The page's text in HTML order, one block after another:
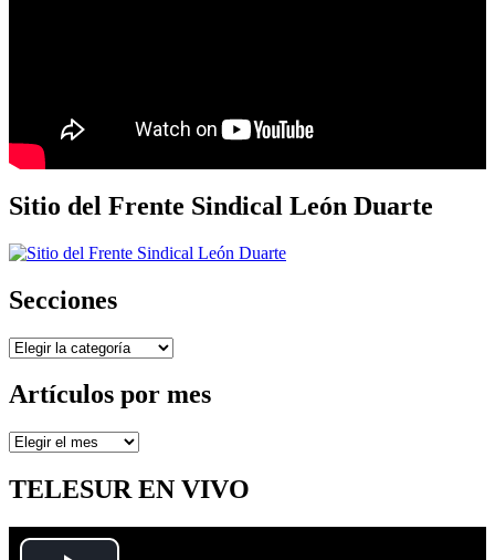
Sitio del Frente Sindical León Duarte
Secciones
Secciones
Artículos por mes
Artículos
mes
TELESUR EN VIVO